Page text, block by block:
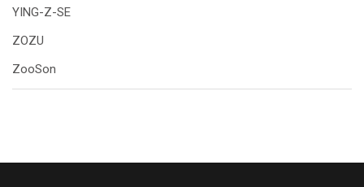
YING-Z-SE
ZOZU
ZooSon